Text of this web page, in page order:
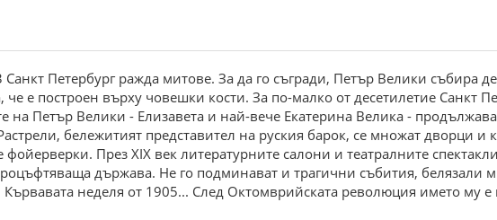
Петербург ражда митове. За да го съгради, Петър Велики събира
е построен върху човешки кости. За по-малко от десетилетие Санкт
на Петър Велики - Елизавета и най-вече Екатерина Велика -
бележитият представител на руския барок, се множат дворци и
През XIX век литературните салони и театралните
държава. Не го подминават и трагични събития, белязали
неделя от 1905... След Октомврийската революция името му